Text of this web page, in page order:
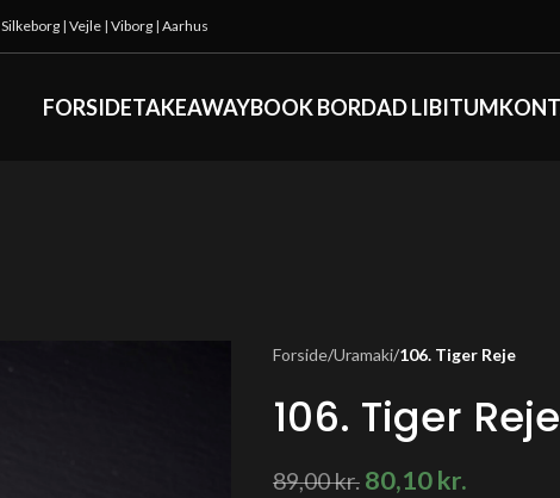
Silkeborg | Vejle | Viborg | Aarhus
FORSIDETAKEAWAYBOOK BORDAD LIBITUM
Forside/Uramaki/106. Tiger Reje
106. Tiger Reje
89,00kr. 80,10kr.